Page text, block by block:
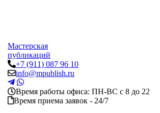
Мастерская
публикаций
+7 (911) 087 96 10
info@mpublish.ru
Время работы офиса: ПН-ВС с 8 до 22
Время приема заявок - 24/7